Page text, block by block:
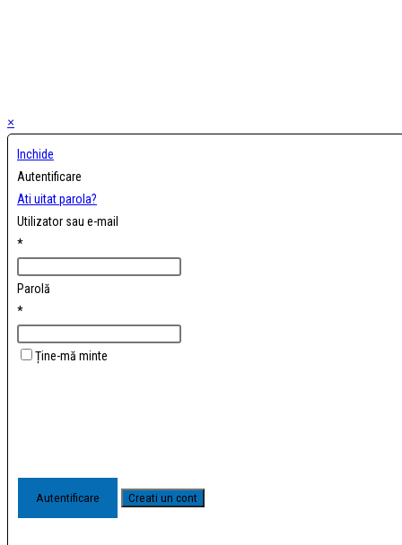
×
Inchide
Autentificare
Ati uitat parola?
Utilizator sau e-mail
*
Parolă
*
Ține-mă minte